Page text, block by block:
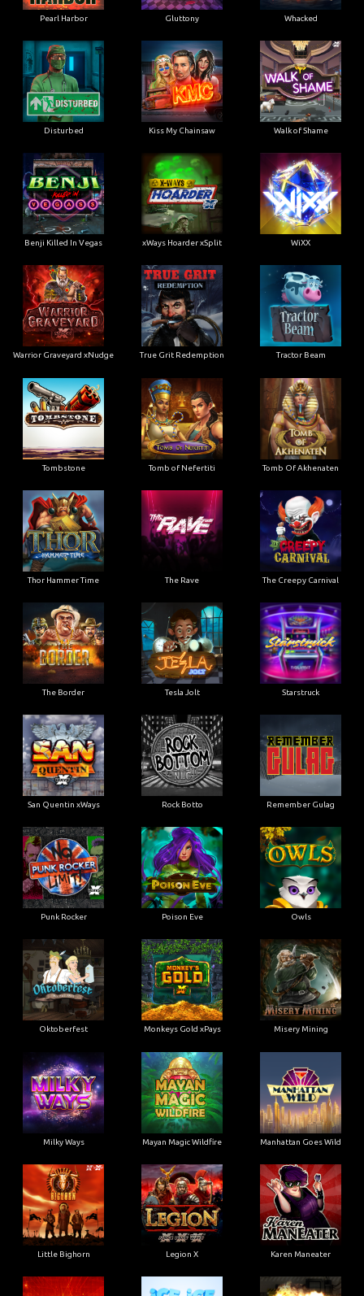
Pearl Harbor Gluttony Whacked
Disturbed Kiss My Chainsaw Walk of Shame
Benji Killed In Vegas xWays Hoarder xSplit WiXX
Warrior Graveyard xNudge True Grit Redemption Tractor Beam
Tombstone Tomb of Nefertiti Tomb Of Akhenaten
Thor Hammer Time The Rave The Creepy Carnival
The Border Tesla Jolt Starstruck
San Quentin xWays Rock Botto Remember Gulag
Punk Rocker Poison Eve Owls
Oktoberfest Monkeys Gold xPays Misery Mining
Milky Ways Mayan Magic Wildfire Manhattan Goes Wild
Little Bighorn Legion X Karen Maneater